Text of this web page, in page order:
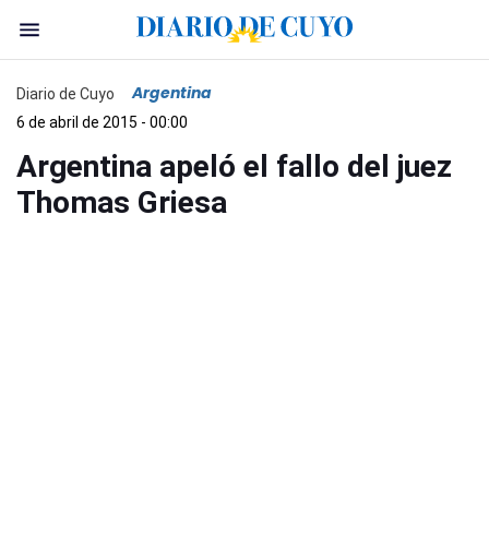
Diario de Cuyo Argentina
6 de abril de 2015 - 00:00
Argentina apeló el fallo del juez
Thomas Griesa